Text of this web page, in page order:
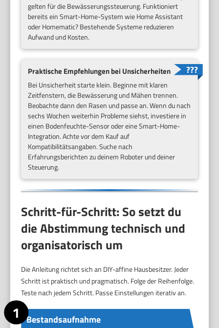
gelten für die Bewässerungssteuerung. Funktioniert
bereits ein Smart-Home-System wie Home Assistant
oder Homematic? Bestehende Systeme reduzieren
Aufwand und Kosten.
Praktische Empfehlungen bei Unsicherheiten
Bei Unsicherheit starte klein. Beginne mit klaren
Zeitfenstern, die Bewässerung und Mähen trennen.
Beobachte dann den Rasen und passe an. Wenn du nach
sechs Wochen weiterhin Probleme siehst, investiere in
einen Bodenfeuchte-Sensor oder eine Smart-Home-
Integration. Achte vor dem Kauf auf
Kompatibilitätsangaben. Suche nach
Erfahrungsberichten zu deinem Roboter und deiner
Steuerung.
Schritt-für-Schritt: So setzt du
die Abstimmung technisch und
organisatorisch um
Die Anleitung richtet sich an DIY-affine Hausbesitzer. Jeder
Schritt ist praktisch und pragmatisch. Folge der Reihenfolge.
Teste nach jedem Schritt. Passe Einstellungen iterativ an.
Bestandsaufnahme